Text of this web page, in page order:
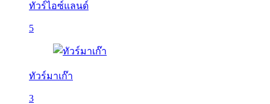
ทัวร์ไอซ์แลนด์
5
ทัวร์มาเก๊า
3